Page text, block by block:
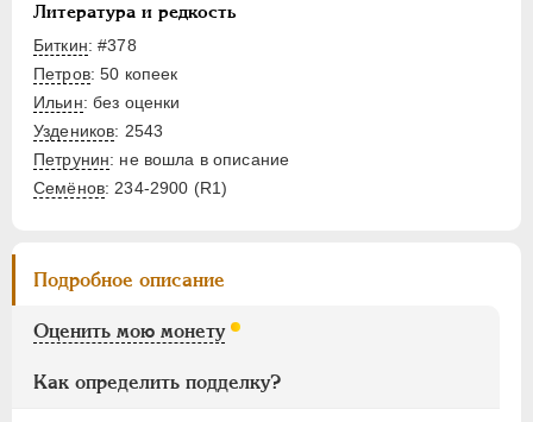
Литература и редкость
Биткин: #378
Петров: 50 копеек
Ильин: без оценки
Уздеников: 2543
Петрунин: не вошла в описание
Семёнов: 234-2900 (R1)
Подробное описание
Оценить мою монету
Как определить подделку?
ПЕТР III 1762-1762
ЕКАТЕРИНА II
ПАВЕЛ I 1796-1801
АЛЕКСАНДР I
НИКОЛАЙ I 1826-1855
АЛЕКСАНДР II 1855-1881
ВРЕМЕННОЕ ПРАВ. 1917-1918
ИНОСТРАННЫЕ
1768-1918